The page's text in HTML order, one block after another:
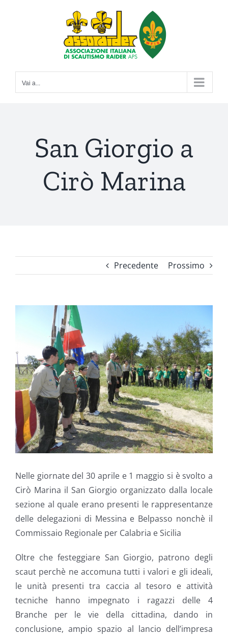
Vai a...
San Giorgio a
Cirò Marina
Precedente Prossimo
Ingrandisci
immagine
Nelle giornate del 30 aprile e 1 maggio si è svolto a
Cirò Marina il San Giorgio organizzato dalla locale
sezione al quale erano presenti le rappresentanze
delle delegazioni di Messina e Belpasso nonchè il
Commissaio Regionale per Calabria e Sicilia
Oltre che festeggiare San Giorgio, patrono degli
scaut perchè ne accomuna tutti i valori e gli ideali,
le unità presenti tra caccia al tesoro e attività
tecniche hanno impegnato i ragazzi delle 4
Branche per le vie della cittadina, dando in
conclusione, ampio spazio al lancio dell’impresa